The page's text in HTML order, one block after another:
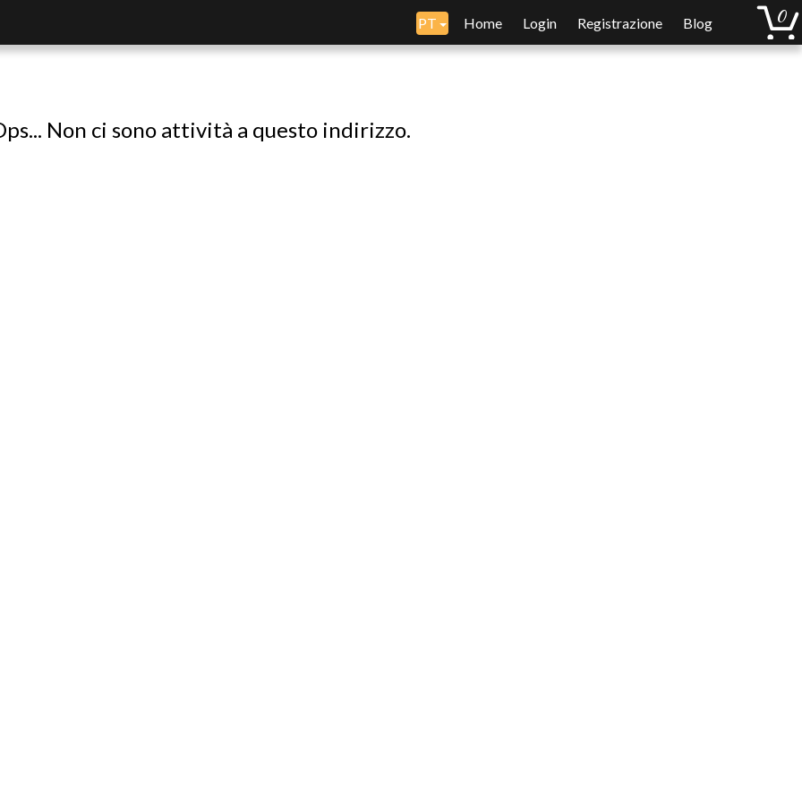
PT Home Login Registrazione Blog
Non ci sono attività a questo indirizzo.